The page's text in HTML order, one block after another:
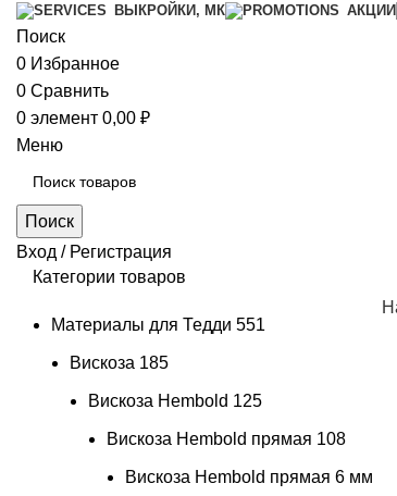
ВЫКРОЙКИ, МК
АКЦИИ
Поиск
0 Избранное
0 Сравнить
0 элемент 0,00 ₽
Меню
Поиск
Вход / Регистрация
Категории товаров
Материалы для Тедди 551
Вискоза 185
Вискоза Hembold 125
Вискоза Hembold прямая 108
Вискоза Hembold прямая 6 мм